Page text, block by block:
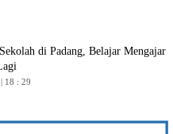
di Padang, Belajar Mengajar
18 : 29